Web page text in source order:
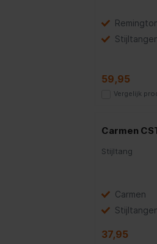
59,95
Vergelijk
Carmen
Stijltang
Carmen
37,95